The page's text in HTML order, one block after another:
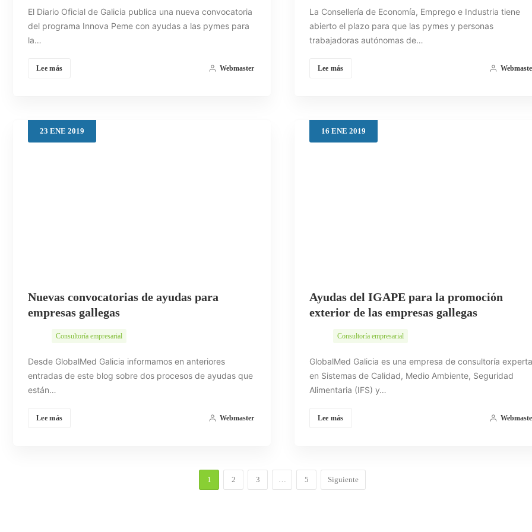
El Diario Oficial de Galicia publica una nueva convocatoria
del programa Innova Peme con ayudas a las pymes para
la…
Lee más Webmaster
La Consellería de Economía, Emprego e Industria tiene
abierto el plazo para que las pymes y personas
trabajadoras autónomas de…
Lee más
23 ENE 2019
Nuevas convocatorias de ayudas para
empresas gallegas
Consultoría empresarial
Desde GlobalMed Galicia informamos en anteriores
entradas de este blog sobre dos procesos de ayudas que
están…
Lee más Webmaster
16 ENE 2019
Ayudas del IGAPE para la promoción
exterior de las empresas gallegas
Consultoría empresarial
GlobalMed Galicia es una empresa de consultoría experta
en Sistemas de Calidad, Medio Ambiente, Seguridad
Alimentaria (IFS) y…
Lee más
1 2 3 5 Siguiente